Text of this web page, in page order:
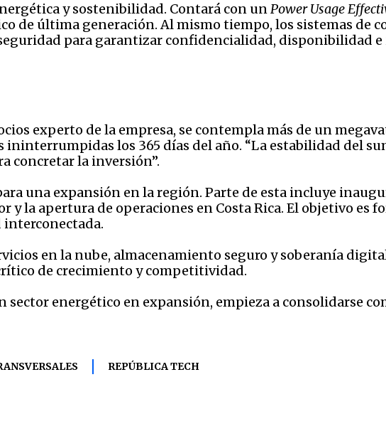
y sostenibilidad. Contará con unPower Usage
de última generación. Al mismo tiempo, los sistemas de
para garantizar confidencialidad, disponibilidad
experto de la empresa, se contempla más de un
ininterrumpidas los 365 días del año. “La estabilidad del
concretar la inversión”.
una expansión en la región. Parte de esta incluye
y la apertura de operaciones en Costa Rica. El objetivo es
interconectada.
en la nube, almacenamiento seguro y soberanía
de crecimiento y competitividad.
sector energético en expansión, empieza a consolidarse
REPÚBLICA TECH